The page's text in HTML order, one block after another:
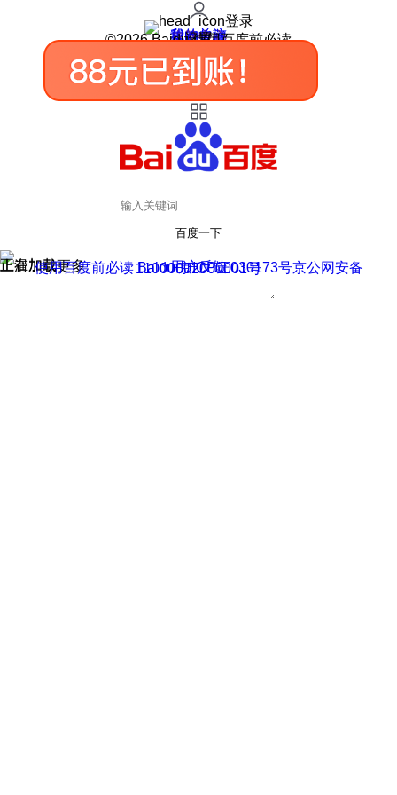
登录
我的关注
我的收藏
皮肤中心
用户反馈
设置
©2026 Baidu 使用百度前必读
百度一下
正在加载
上滑加载更多 用户反馈
使用百度前必读 Baidu 京ICP证030173号
京公网安备11000002000001号